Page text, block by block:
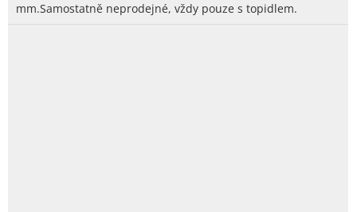
mm.Samostatně neprodejné, vždy pouze s topidlem.